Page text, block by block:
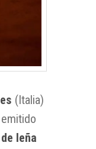
(Italia)
leña